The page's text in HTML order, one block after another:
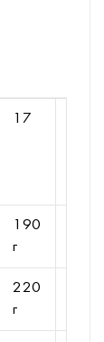
17
190
г
220
г